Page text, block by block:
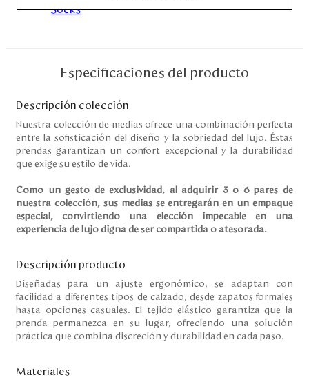
Disney
Servicio al cliente
Nuestras Tiendas
Colombia
Costa Rica
USA
Venezuela
Especificaciones del producto
Descripción colección
Nuestra colección de medias ofrece una combinación perfecta
entre la sofisticación del diseño y la sobriedad del lujo. Éstas
prendas garantizan un confort excepcional y la durabilidad
que exige su estilo de vida.
Como un gesto de exclusividad, al adquirir 3 o 6 pares de
nuestra colección, sus medias se entregarán en un empaque
especial, convirtiendo una elección impecable en una
experiencia de lujo digna de ser compartida o atesorada.
Descripción producto
Diseñadas para un ajuste ergonómico, se adaptan con
facilidad a diferentes tipos de calzado, desde zapatos formales
hasta opciones casuales. El tejido elástico garantiza que la
prenda permanezca en su lugar, ofreciendo una solución
práctica que combina discreción y durabilidad en cada paso.
Materiales